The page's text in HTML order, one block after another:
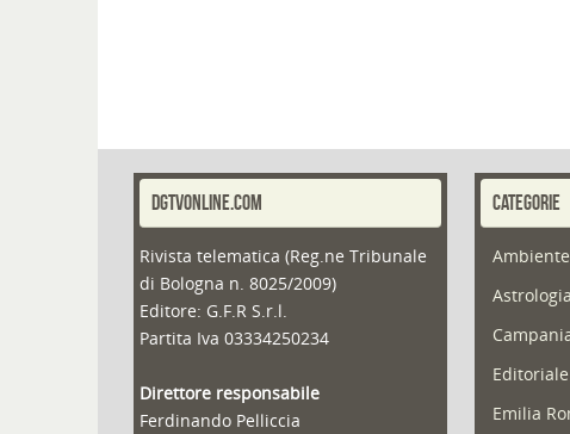
DGTVONLINE.COM
Rivista telematica (Reg.ne Tribunale
di Bologna n. 8025/2009)
Editore: G.F.R S.r.l.
Partita Iva 03334250234
Direttore responsabile
Ferdinando Pelliccia
CATEGORIE
Ambiente
Astrologia
Editoriale
Emilia